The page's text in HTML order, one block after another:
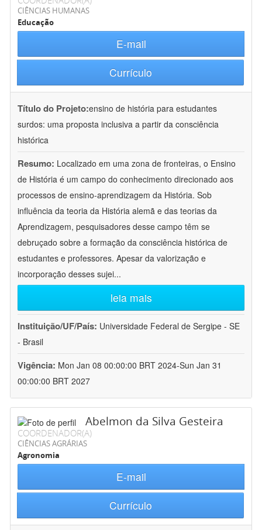
CIÊNCIAS HUMANAS
Educação
E-mail
Currículo
Título do Projeto:ensino de história para estudantes
surdos: uma proposta inclusiva a partir da consciência
histórica
Resumo: Localizado em uma zona de fronteiras, o Ensino
de História é um campo do conhecimento direcionado aos
processos de ensino-aprendizagem da História. Sob
influência da teoria da História alemã e das teorias da
Aprendizagem, pesquisadores desse campo têm se
debruçado sobre a formação da consciência histórica de
estudantes e professores. Apesar da valorização e
incorporação desses sujei...
leia mais
Instituição/UF/País: Universidade Federal de Sergipe - SE
- Brasil
Vigência: Mon Jan 08 00:00:00 BRT 2024-Sun Jan 31
00:00:00 BRT 2027
Abelmon da Silva Gesteira
COORDENADOR(A)
CIÊNCIAS AGRÁRIAS
Agronomia
E-mail
Currículo